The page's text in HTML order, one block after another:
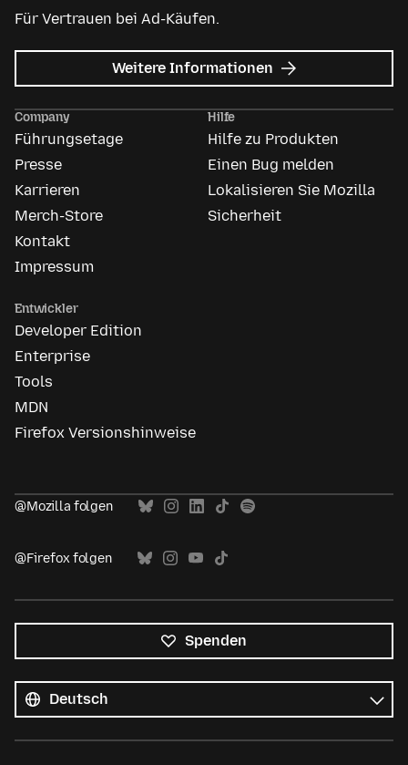
Für Vertrauen bei Ad-Käufen.
Weitere Informationen zu
Mozilla
Company
Führungsetage
Presse
Karrieren
Merch-Store
Kontakt
Impressum
Hilfe
Hilfe zu Produkten
Einen Bug melden
Lokalisieren Sie Mozilla
Sicherheit
Entwickler
Developer Edition
Enterprise
Tools
MDN
Firefox Versionshinweise
@Mozilla folgen
@Firefox folgen
Spenden
Sprachen
Sprache